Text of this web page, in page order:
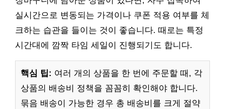
실시간으로 변동되는 가격이나 쿠폰 적용 여부를 체
크하는 습관을 들이는 것이 좋습니다. 때로는 특정
시간대에 깜짝 타임 세일이 진행되기도 합니다.
핵심 팁: 여러 개의 상품을 한 번에 주문할 때, 각
상품의 배송비 정책을 꼼꼼히 확인해야 합니다.
묶음 배송이 가능한 경우 총 배송비를 크게 절약